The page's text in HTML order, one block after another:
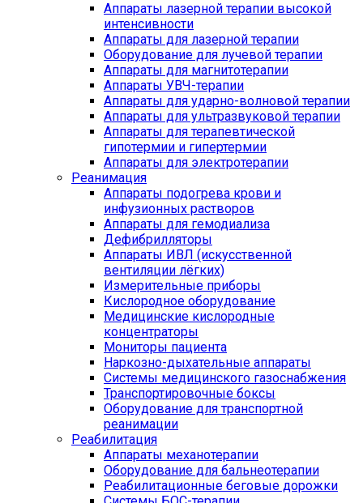
Аппараты лазерной терапии высокой
интенсивности
Аппараты для лазерной терапии
Оборудование для лучевой терапии
Аппараты для магнитотерапии
Аппараты УВЧ-терапии
Аппараты для ударно-волновой терапии
Аппараты для ультразвуковой терапии
Аппараты для терапевтической
гипотермии и гипертермии
Аппараты для электротерапии
Реанимация
Аппараты подогрева крови и
инфузионных растворов
Аппараты для гемодиализа
Дефибрилляторы
Аппараты ИВЛ (искусственной
вентиляции лёгких)
Измерительные приборы
Кислородное оборудование
Медицинские кислородные
концентраторы
Мониторы пациента
Наркозно-дыхательные аппараты
Системы медицинского газоснабжения
Транспортировочные боксы
Оборудование для транспортной
реанимации
Реабилитация
Аппараты механотерапии
Оборудование для бальнеотерапии
Реабилитационные беговые дорожки